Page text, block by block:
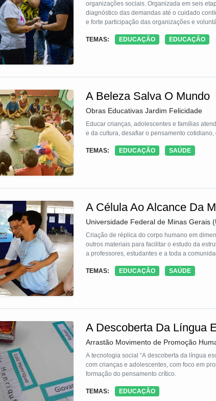
organizações sociais. Organizada em seis
diagnóstico das demandas até o cuidado
e forte participação das organizações e
TEMAS:
EDUCAÇÃO EDUCAÇÃO
A Beleza Salva O Mundo
Obras Educativas Jardim Felicidade
Educar crianças, adolescentes e famílias
e da cultura, desafiar o pensamento
TEMAS: EDUCAÇÃO SAÚDE
A Célula Ao Alcance Da
Universidade Federal de Minas Gerais
Criação de réplica do corpo humano em
outros materiais para facilitar o estudo da
a professores, estudantes e a toda a
TEMAS: EDUCAÇÃO SAÚDE
A Descoberta Da Língua
Arrastão Movimento de Promoção
A tecnologia social “A descoberta da língua
com crianças e adolescentes, com foco em
formação do pensamento crítico.
TEMAS: EDUCAÇÃO